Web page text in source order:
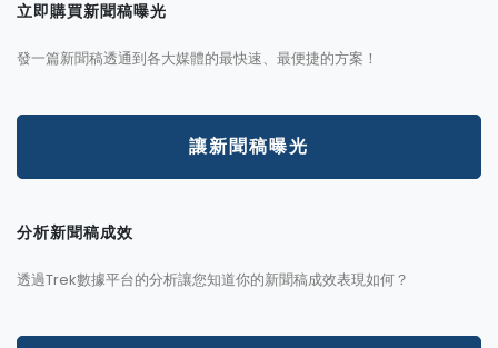
立即購買新聞稿曝光
發一篇新聞稿透通到各大媒體的最快速、最便捷的方案！
讓新聞稿曝光
分析新聞稿成效
透過Trek數據平台的分析讓您知道你的新聞稿成效表現如何？